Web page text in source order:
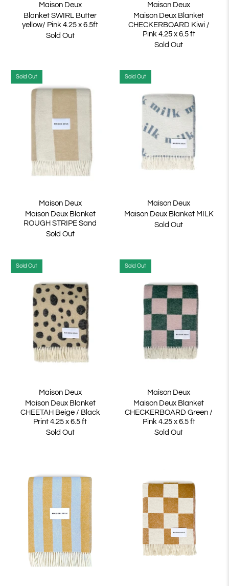
Maison Deux
Blanket SWIRL Butter
yellow/ Pink 4.25 x 6.5ft
Sold Out
Maison Deux
Maison Deux Blanket
CHECKERBOARD Kiwi /
Pink 4.25 x 6.5 ft
Sold Out
Sold Out
Maison Deux
Maison Deux Blanket
ROUGH STRIPE Sand
Sold Out
Sold Out
Maison Deux
Maison Deux Blanket MILK
Sold Out
Sold Out
Maison Deux
Maison Deux Blanket
CHEETAH Beige / Black
Print 4.25 x 6.5 ft
Sold Out
Sold Out
Maison Deux
Maison Deux Blanket
CHECKERBOARD Green /
Pink 4.25 x 6.5 ft
Sold Out